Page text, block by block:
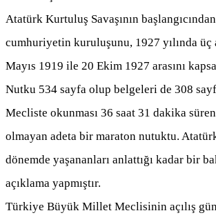
Atatürk Kurtuluş Savaşının
cumhuriyetin kuruluşunu, 1927 yılında üç
Mayıs 1919 ile 20 Ekim 1927 arasını
Nutku 534 sayfa olup belgeleri de 308
Mecliste okunması 36 saat 31 dakika
olmayan adeta bir maraton nutuktu.
dönemde yaşananları anlattığı kadar bir
açıklama yapmıştır.
Türkiye Büyük Millet Meclisinin açılış